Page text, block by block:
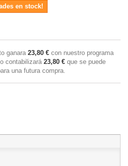
en stock!
ganara 23,80 € con nuestro programa
contabilizará 23,80 € que se puede
una futura compra.